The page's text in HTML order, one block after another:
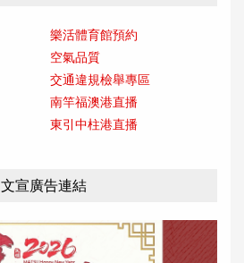
樂活體育館預約
空氣品質
交通違規檢舉專區
南竿福澳港直播
東引中柱港直播
文宣廣告連結